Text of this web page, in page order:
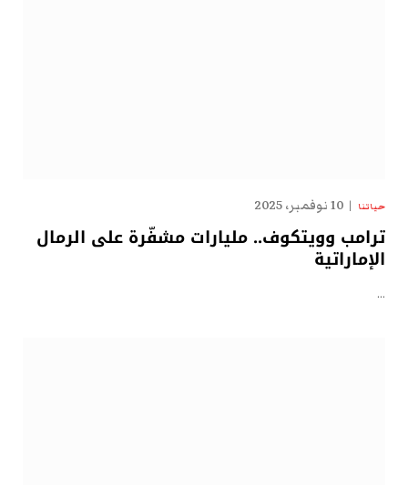
حياتنا 10 نوفمبر، 2025
ترامب وويتكوف.. مليارات مشفّرة على الرمال
الإماراتية
…